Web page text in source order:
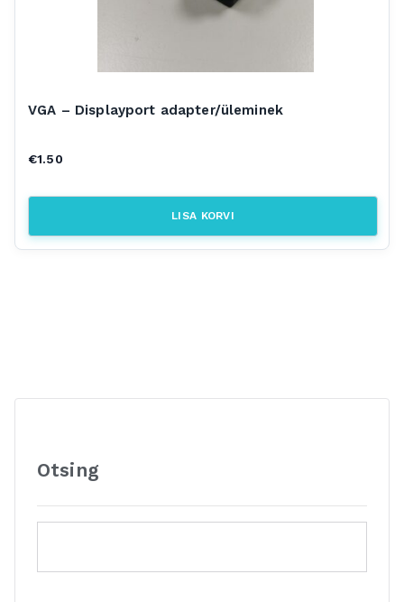
VGA – Displayport adapter/üleminek
€1.50
LISA KORVI
Otsing